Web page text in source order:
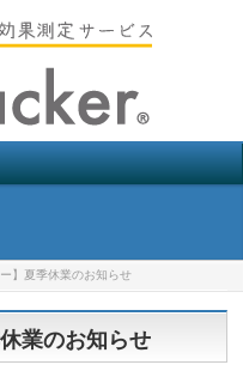
ー】夏季休業のお知らせ
業のお知らせ